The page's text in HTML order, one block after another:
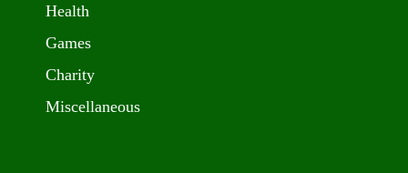
Health
Games
Charity
Miscellaneous